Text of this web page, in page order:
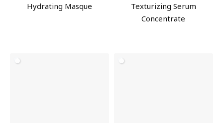
Hydrating Masque
Texturizing Serum
Concentrate